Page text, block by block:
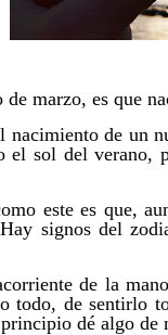
marzo, es que
de un
el sol del
este es que,
signos del
de la
todo, de sentirlo
dé algo de